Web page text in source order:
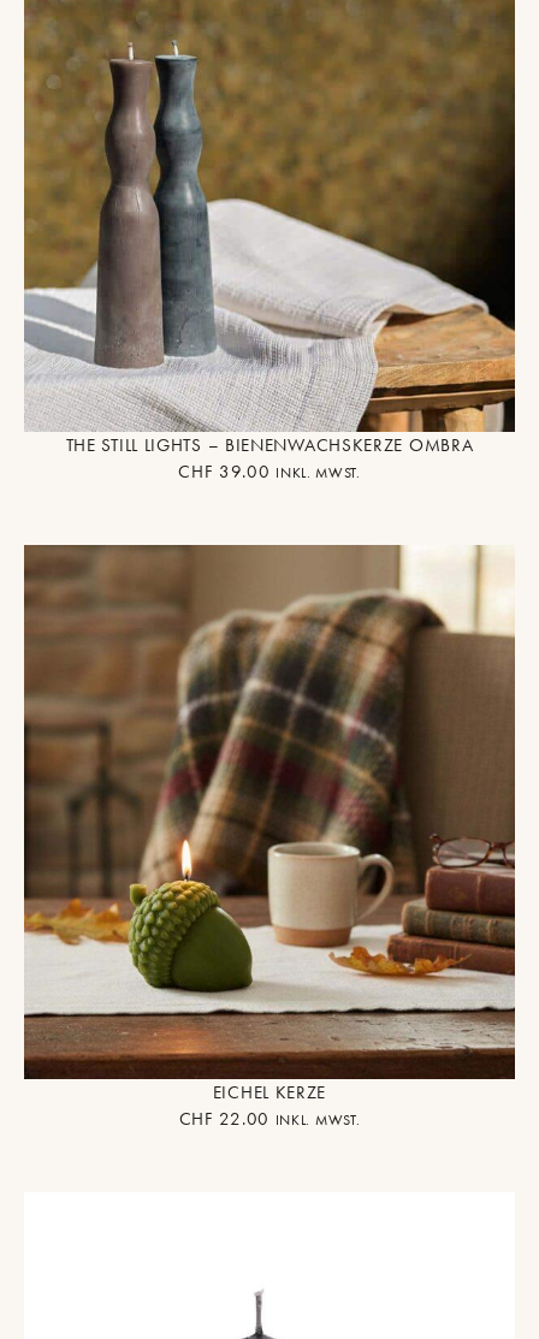
THE STILL LIGHTS – BIENENWACHSKERZE OMBRA
CHF 39.00 INKL. MWST.
EICHEL KERZE
CHF 22.00 INKL. MWST.